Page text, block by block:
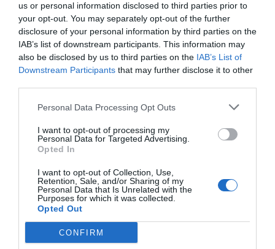
us or personal information disclosed to third parties prior to
your opt-out. You may separately opt-out of the further
disclosure of your personal information by third parties on the
IAB’s list of downstream participants. This information may
also be disclosed by us to third parties on the IAB’s List of
Downstream Participants that may further disclose it to other
Personal Data Processing Opt Outs
I want to opt-out of processing my
Personal Data for Targeted Advertising.
Opted In
I want to opt-out of Collection, Use,
Retention, Sale, and/or Sharing of my
Personal Data that Is Unrelated with the
Purposes for which it was collected.
Opted Out
CONFIRM
Άγριες Μέλισσες, spoiler - Το ερωτικό τρίγωνο
αποκαλύπτεται, καταιγιστικές εξελίξεις
Θεσσαλονίκη: Δάσκαλος σκηνοθέτησε ληστεία μέσα σε
σχολείο και έκλεψε τα χρήματα εκδρομής
MasterChef: Ο Βασίλης με το πρόβλημα όρασης πέρασε
θριαμβευτικά
νομίσματα του 1 και 2 λεπτών του ευρώ
Ποσό 28 εκατ. στους δήμους της χώρας για κάλυψη
λειτουργικών αναγκών σχολείων